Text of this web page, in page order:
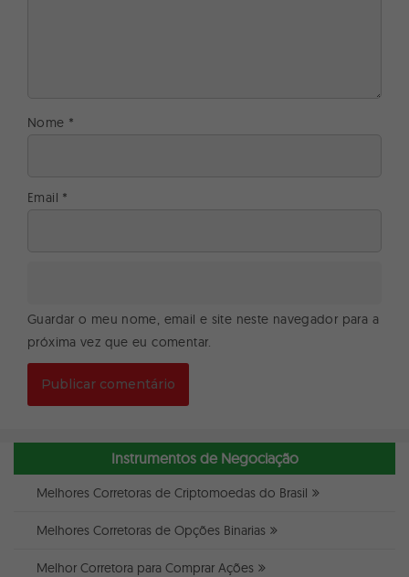
Nome *
Email *
Guardar o meu nome, email e site neste navegador para a
próxima vez que eu comentar.
Instrumentos de Negociação
Melhores Corretoras de Criptomoedas do Brasil
Melhores Corretoras de Opções Binarias
Melhor Corretora para Comprar Ações